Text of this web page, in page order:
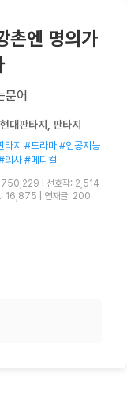
촌엔 명의가
문어
현대판타지, 판타지
타지 #드라마 #인공지능
의사 #메디컬
750,229
선호작: 2,514
: 16,875 연재글: 200